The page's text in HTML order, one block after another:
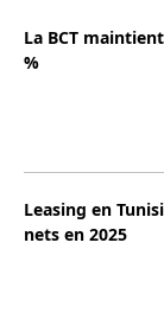
La BCT
%
Leasing en
nets en 2025